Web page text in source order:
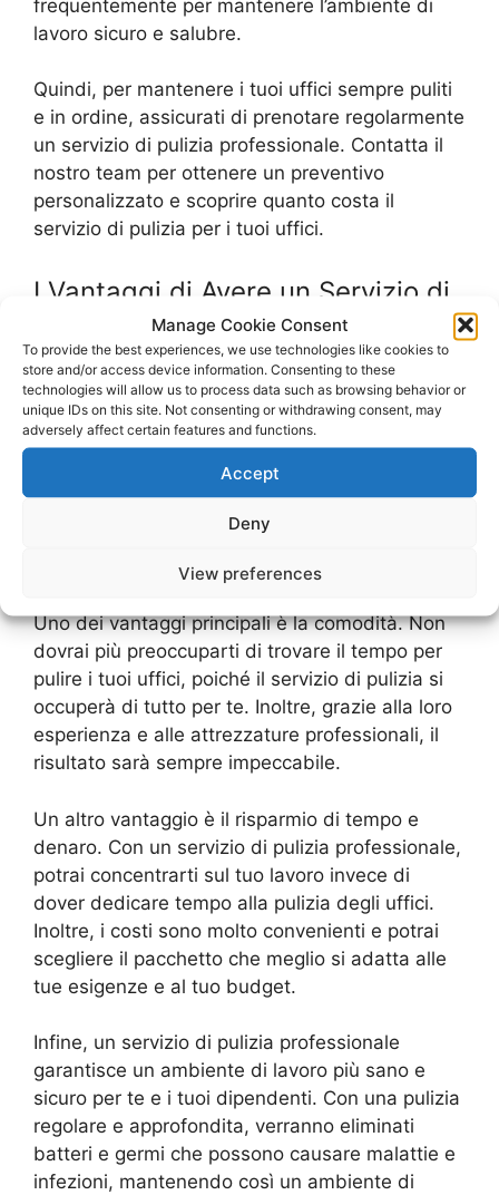
Manage Cookie Consent
To provide the best experiences, we use technologies like cookies to
store and/or access device information. Consenting to these
technologies will allow us to process data such as browsing behavior or
unique IDs on this site. Not consenting or withdrawing consent, may
adversely affect certain features and functions.
Accept
Deny
View preferences
frequentemente per mantenere l’ambiente di
lavoro sicuro e salubre.
Quindi, per mantenere i tuoi uffici sempre puliti
e in ordine, assicurati di prenotare regolarmente
un servizio di pulizia professionale. Contatta il
nostro team per ottenere un preventivo
personalizzato e scoprire quanto costa il
servizio di pulizia per i tuoi uffici.
I Vantaggi di Avere un Servizio di
Pulizia Professionale per i Tuoi
Uffici
Se sei alla ricerca di un modo per mantenere i
tuoi uffici puliti e in ordine, allora un servizio di
pulizia professionale è la soluzione perfetta per
potrai godere di numerosi vantaggi che solo un
servizio di pulizia professionale può offrire.
Uno dei vantaggi principali è la comodità. Non
dovrai più preoccuparti di trovare il tempo per
pulire i tuoi uffici, poiché il servizio di pulizia si
occuperà di tutto per te. Inoltre, grazie alla loro
esperienza e alle attrezzature professionali, il
risultato sarà sempre impeccabile.
Un altro vantaggio è il risparmio di tempo e
denaro. Con un servizio di pulizia professionale,
potrai concentrarti sul tuo lavoro invece di
dover dedicare tempo alla pulizia degli uffici.
Inoltre, i costi sono molto convenienti e potrai
scegliere il pacchetto che meglio si adatta alle
tue esigenze e al tuo budget.
Infine, un servizio di pulizia professionale
garantisce un ambiente di lavoro più sano e
sicuro per te e i tuoi dipendenti. Con una pulizia
regolare e approfondita, verranno eliminati
batteri e germi che possono causare malattie e
infezioni, mantenendo così un ambiente di